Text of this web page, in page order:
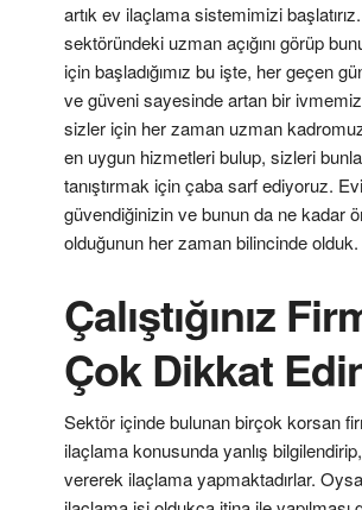
artık ev ilaçlama sistemimizi
sektöründeki uzman açığını görüp
için başladığımız bu işte, her geçen
ve güveni sayesinde artan bir
sizler için her zaman uzman
en uygun hizmetleri bulup, sizleri
tanıştırmak için çaba sarf ediyoruz.
güvendiğinizin ve bunun da ne kadar
olduğunun her zaman bilincinde olduk.
Çalıştığınız
Çok Dikkat
Sektör içinde bulunan birçok korsan
ilaçlama konusunda yanlış
vererek ilaçlama yapmaktadırlar.